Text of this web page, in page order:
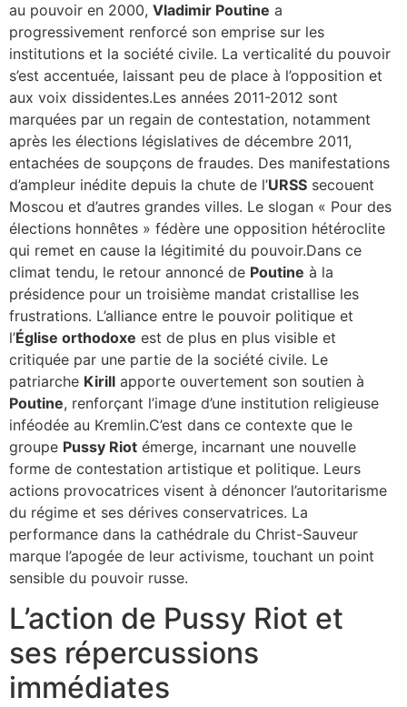
au pouvoir en 2000, Vladimir Poutine a
progressivement renforcé son emprise sur les
institutions et la société civile. La verticalité du pouvoir
s’est accentuée, laissant peu de place à l’opposition et
aux voix dissidentes.Les années 2011-2012 sont
marquées par un regain de contestation, notamment
après les élections législatives de décembre 2011,
entachées de soupçons de fraudes. Des manifestations
d’ampleur inédite depuis la chute de l’URSS secouent
Moscou et d’autres grandes villes. Le slogan « Pour des
élections honnêtes » fédère une opposition hétéroclite
qui remet en cause la légitimité du pouvoir.Dans ce
climat tendu, le retour annoncé de Poutine à la
présidence pour un troisième mandat cristallise les
frustrations. L’alliance entre le pouvoir politique et
l’Église orthodoxe est de plus en plus visible et
critiquée par une partie de la société civile. Le
patriarche Kirill apporte ouvertement son soutien à
Poutine, renforçant l’image d’une institution religieuse
inféodée au Kremlin.C’est dans ce contexte que le
groupe Pussy Riot émerge, incarnant une nouvelle
forme de contestation artistique et politique. Leurs
actions provocatrices visent à dénoncer l’autoritarisme
du régime et ses dérives conservatrices. La
performance dans la cathédrale du Christ-Sauveur
marque l’apogée de leur activisme, touchant un point
sensible du pouvoir russe.
L’action de Pussy Riot et
ses répercussions
immédiates